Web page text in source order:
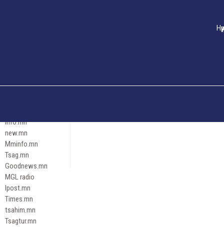
Эрх зүй
info.mn
new.mn
Mminfo.mn
Tsag.mn
Goodnews.mn
MGL radio
Ipost.mn
Times.mn
tsahim.mn
Tsagtur.mn